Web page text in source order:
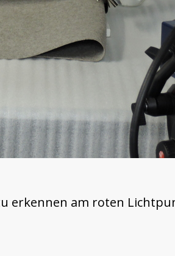
erkennen am roten